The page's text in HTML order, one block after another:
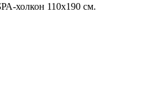
холкон 110х190 см.